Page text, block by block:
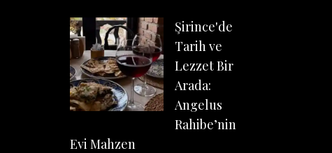
Şirince'de
Tarih ve
Lezzet Bir
Arada:
Angelus
Rahibe’nin
Evi Mahzen